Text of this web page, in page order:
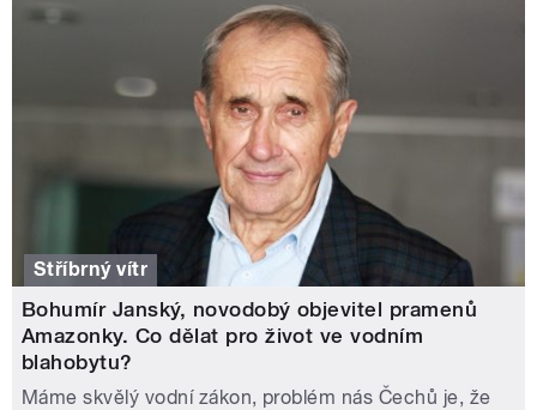
Stříbrný vítr
Bohumír Janský, novodobý objevitel pramenů
Amazonky. Co dělat pro život ve vodním
blahobytu?
Máme skvělý vodní zákon, problém nás Čechů je, že